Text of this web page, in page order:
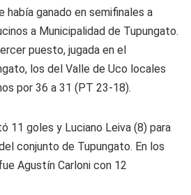
había ganado en semifinales a
a Municipalidad de Tupungato.
puesto, jugada en el
los del Valle de Uco locales
por 36 a 31 (PT 23-18).
11 goles y Luciano Leiva (8) para
conjunto de Tupungato. En los
Agustín Carloni con 12